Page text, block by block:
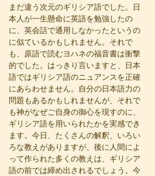
まだ違う次元のギリシア語でした。日
本人が一生懸命に英語を勉強したの
に、英会話で通用しなかったというの
に似ているかもしれません。それで
も、原語で読むヨハネの福音書は衝撃
的でした。はっきり言いますと、日本
語ではギリシア語のニュアンスを正確
にあらわせません。自分の日本語力の
問題もあるかもしれませんが、それで
も神がなぜご自身の御心を現すのに、
ギリシア語を用いられたかを実感でき
ます。今日、たくさんの解釈、いろい
ろな教えがありますが、後に人間によ
って作られた多くの教えは、ギリシア
語の前では締め出されるでしょう。今